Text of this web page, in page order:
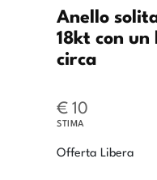
Anello
18kt con
circa
€ 10
STIMA
Offerta Libera